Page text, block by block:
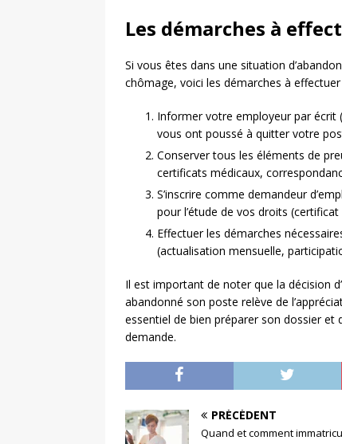
Les démarches à
Si vous êtes dans une situation
chômage, voici les démarches à effectuer
Informer votre employeur par écrit
vous ont poussé à quitter votre
Conserver tous les éléments de
certificats médicaux,
S’inscrire comme demandeur
pour l’étude de vos droits
Effectuer les démarches
(actualisation mensuelle,
Il est important de noter que la décision
abandonné son poste relève de
essentiel de bien préparer son dossier et
demande.
PRÉCÉDENT
Quand et comment